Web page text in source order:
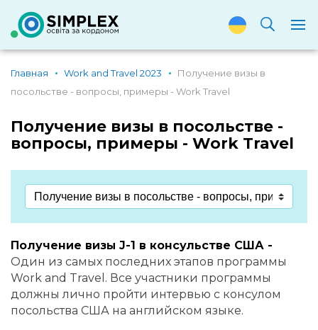
Главная Work and Travel 2023
Получение визы в
посольстве - вопросы, примеры - Work Travel
Получение визы в посольстве -
вопросы, примеры - Work Travel
Получение визы J-1 в консульстве США -
Один из самых последних этапов программы
Work and Travel. Все участники программы
должны лично пройти интервью с консулом
посольства США на английском языке.